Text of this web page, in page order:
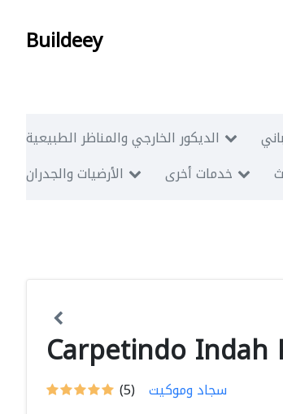
Buildeey
الديكور الخارجي والمناظر الطبيعية
الأرضيات والجدران
خدمات أخرى
Carpetindo Indah
(5) سجاد وموكيت